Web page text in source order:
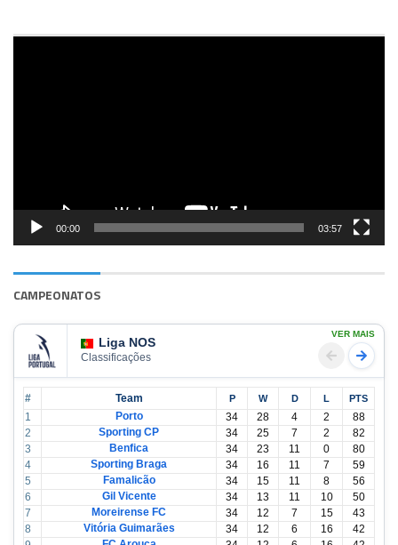
00:00 03:57
CAMPEONATOS
Liga NOS
Classificações
VER MAIS
# Team P W D L PTS
1 Porto 34 28 4 2
88
2
Sporting CP 34 25 7 2
82
3
Benfica 34 23 11 0
80
4
Sporting Braga 34 16 11 7
59
5
Famalicão 34 15 11 8
56
6
Gil Vicente 34 13 11 10
50
7
Moreirense FC 34 12 7 15
43
8
Vitória Guimarães 34 12 6 16
42